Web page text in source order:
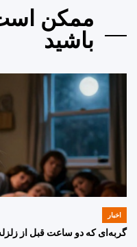
ممکن
باشید
POSTED
IN
اخبار
گربه‌ای که دو ساعت قبل از